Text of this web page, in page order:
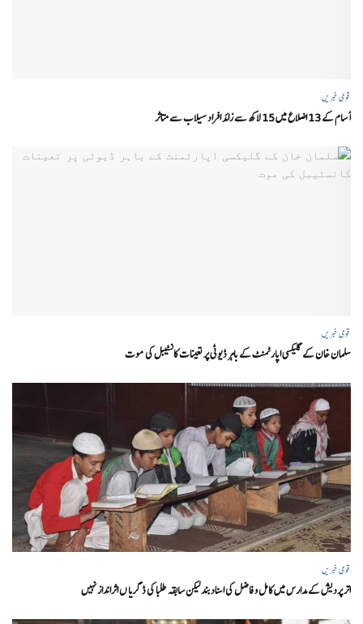
قومی خبریں
آسام کے 13 اضلاع میں 15 لاکھ سے زائد افراد سیلاب سے متاثر
قومی خبریں
سلمان خان کے گلیکسی اپارٹمنٹ کے باہر ڈیوٹی پر تعینات کانسٹیبل کی موت
قومی خبریں
اتر پردیش کےمدارس میں کامل و فاضل کی اسناد بند لیکن سابقہ طلبا کی ڈگریا ں اثرانداز نہیں